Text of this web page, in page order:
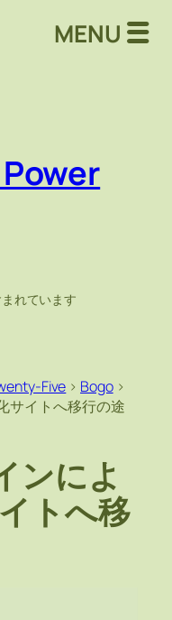
れています
Five > Bogo>
サイトへ移行の途
ンによ
トへ移
MENU